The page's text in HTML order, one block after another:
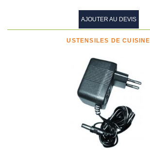
AJOUTER AU DEVIS
USTENSILES DE CUISINE